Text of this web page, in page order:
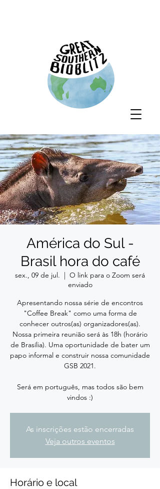
América do Sul -
Brasil hora do café
sex., 09 de jul.
  |
O link para o Zoom será
enviado
Apresentando nossa série de encontros
"Coffee Break" como uma forma de
conhecer outros(as) organizadores(as).
Nossa primeira reunião será às 18h (horário
de Brasília). Uma oportunidade de bater um
papo informal e construir nossa comunidade
GSB 2021.
Será em português, mas todos são bem
vindos :)
As inscrições estão encerradas
Veja outros eventos
Horário e local